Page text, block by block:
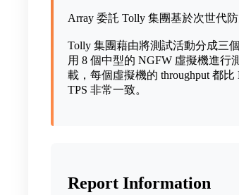
Array 委託 Tolly 集團基於次世代
Tolly 集團藉由將測試活動分成三
用 8 個中型的 NGFW 虛擬機進行
載，每個虛擬機的 throughput 都
TPS 非常一致。
Report Information